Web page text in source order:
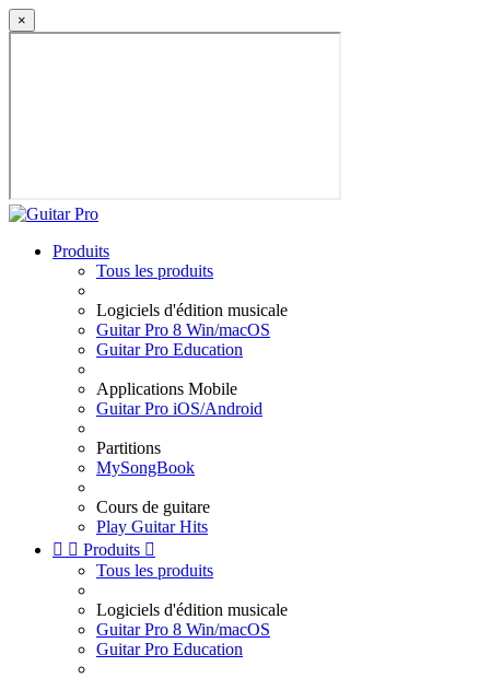
×
Produits
Tous les produits
Logiciels d'édition musicale
Guitar Pro 8 Win/macOS
Guitar Pro Education
Applications Mobile
Guitar Pro iOS/Android
Partitions
MySongBook
Cours de guitare
Play Guitar Hits
  Produits 
Tous les produits
Logiciels d'édition musicale
Guitar Pro 8 Win/macOS
Guitar Pro Education